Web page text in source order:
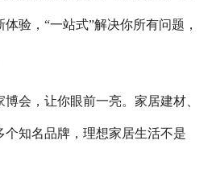
验，“一站式”解决你所有问题，
，让你眼前一亮。家居建材、
知名品牌，理想家居生活不是